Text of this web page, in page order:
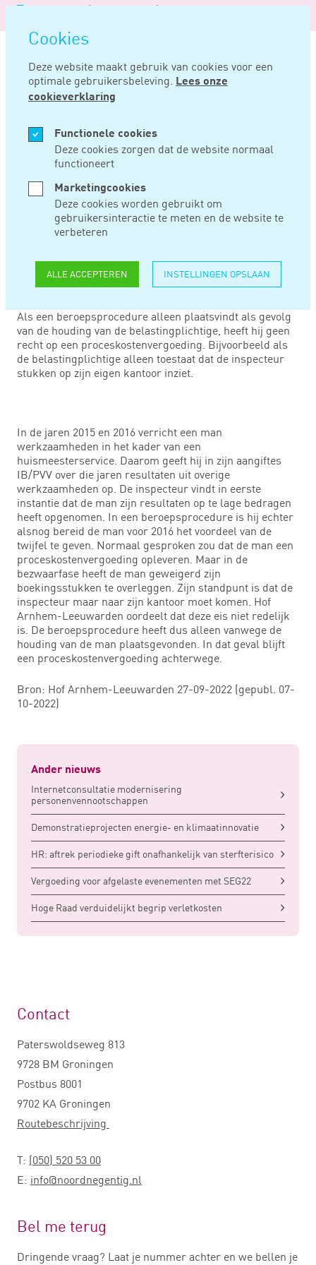
overslaan
Cookies
Deze website maakt gebruik van cookies voor een
optimale gebruikersbeleving. Lees onze
cookieverklaring
Functionele cookies
Deze cookies zorgen dat de website normaal
functioneert
Marketingcookies
Deze cookies worden gebruikt om
gebruikersinteractie te meten en de website te
verbeteren
ALLE ACCEPTEREN INSTELLINGEN OPSLAAN
Logo
Noord
Negentig
Home Nieuws
OKT 12, 2022
EISEN DAT
INSPECTEUR OP
KANTOOR KOMT?
GEEN PKV!
Als een beroepsprocedure alleen plaatsvindt als gevolg
van de houding van de belastingplichtige, heeft hij geen
recht op een proceskostenvergoeding. Bijvoorbeeld als
de belastingplichtige alleen toestaat dat de inspecteur
stukken op zijn eigen kantoor inziet.
In de jaren 2015 en 2016 verricht een man
werkzaamheden in het kader van een
huismeesterservice. Daarom geeft hij in zijn aangiftes
IB/PVV over die jaren resultaten uit overige
werkzaamheden op. De inspecteur vindt in eerste
instantie dat de man zijn resultaten op te lage bedragen
heeft opgenomen. In een beroepsprocedure is hij echter
alsnog bereid de man voor 2016 het voordeel van de
twijfel te geven. Normaal gesproken zou dat de man een
proceskostenvergoeding opleveren. Maar in de
bezwaarfase heeft de man geweigerd zijn
boekingsstukken te overleggen. Zijn standpunt is dat de
inspecteur maar naar zijn kantoor moet komen. Hof
Arnhem-Leeuwarden oordeelt dat deze eis niet redelijk
is. De beroepsprocedure heeft dus alleen vanwege de
houding van de man plaatsgevonden. In dat geval blijft
een proceskostenvergoeding achterwege.
Bron: Hof Arnhem-Leeuwarden 27-09-2022 (gepubl. 07-
10-2022)
Ander nieuws
Internetconsultatie modernisering
personenvennootschappen
Demonstratieprojecten energie- en klimaatinnovatie
HR: aftrek periodieke gift onafhankelijk van sterfterisico
Vergoeding voor afgelaste evenementen met SEG22
Hoge Raad verduidelijkt begrip verletkosten
Contact
Paterswoldseweg 813
9728 BM Groningen
Postbus 8001
9702 KA Groningen
Routebeschrijving
T: (050) 520 53 00
E: info@noordnegentig.nl
Bel me terug
Dringende vraag? Laat je nummer achter en we bellen je